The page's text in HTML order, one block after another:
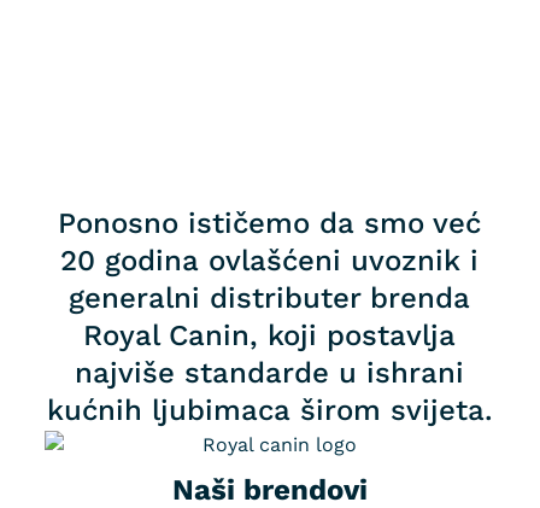
Ponosno ističemo da smo već
20 godina ovlašćeni uvoznik i
generalni distributer brenda
Royal Canin, koji postavlja
najviše standarde u ishrani
kućnih ljubimaca širom svijeta.
Naši brendovi